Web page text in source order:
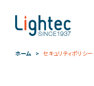
ホーム セキュリティポリシー